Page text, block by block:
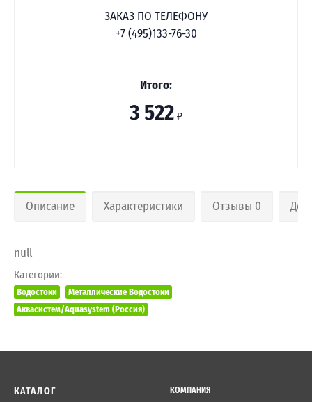
ЗАКАЗ ПО ТЕЛЕФОНУ
+7 (495)133-76-30
Итого:
3 522 ₽
Описание Характеристики Отзывы 0
null
Категории:
Водостоки
Металлические Водостоки
Аквасистем/Aquasystem (Россия)
КАТАЛОГ
КОМПАНИЯ